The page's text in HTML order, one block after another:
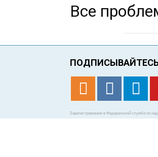
Все
Зарегистрировано в Федеральной службе по